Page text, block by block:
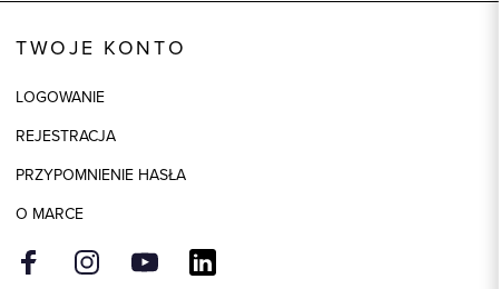
Kolor
Model
TWOJE KONTO
LOGOWANIE
REJESTRACJA
PRZYPOMNIENIE HASŁA
O MARCE